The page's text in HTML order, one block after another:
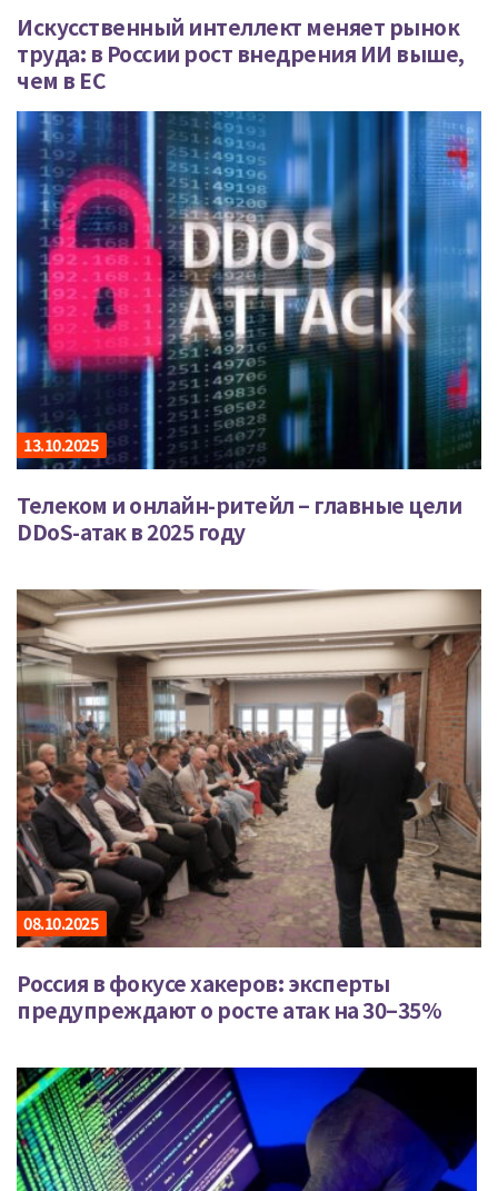
Искусственный интеллект меняет рынок
труда: в России рост внедрения ИИ выше,
чем в ЕС
13.10.2025
Телеком и онлайн-ритейл – главные цели
DDoS-атак в 2025 году
08.10.2025
Россия в фокусе хакеров: эксперты
предупреждают о росте атак на 30–35%